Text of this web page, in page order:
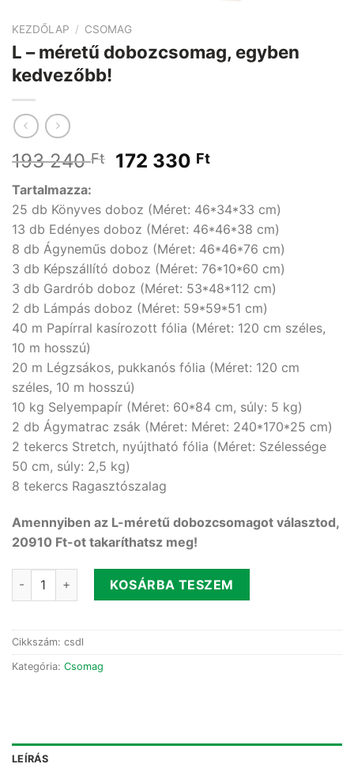
KEZDŐLAP / CSOMAG
L – méretű dobozcsomag, egyben
kedvezőbb!
193 240Ft
Original
was:
193
240 Ft.
172 330 FtCurrent
172
330 Ft.
Tartalmazza:
25 db Könyves doboz (Méret: 46*34*33 cm)
13 db Edényes doboz (Méret: 46*46*38 cm)
8 db Ágyneműs doboz (Méret: 46*46*76 cm)
3 db Képszállító doboz (Méret: 76*10*60 cm)
3 db Gardrób doboz (Méret: 53*48*112 cm)
2 db Lámpás doboz (Méret: 59*59*51 cm)
40 m Papírral kasírozott fólia (Méret: 120 cm széles,
10 m hosszú)
20 m Légzsákos, pukkanós fólia (Méret: 120 cm
széles, 10 m hosszú)
10 kg Selyempapír (Méret: 60*84 cm, súly: 5 kg)
2 db Ágymatrac zsák (Méret: Méret: 240*170*25 cm)
2 tekercs Stretch, nyújtható fólia (Méret: Szélessége
50 cm, súly: 2,5 kg)
8 tekercs Ragasztószalag
Amennyiben az L-méretű dobozcsomagot választod,
20910 Ft-ot takaríthatsz meg!
L – méretű dobozcsomag, egyben kedvezőbb! mennyiség
KOSÁRBA TESZEM
Cikkszám: csdl
Kategória: Csomag
LEÍRÁS